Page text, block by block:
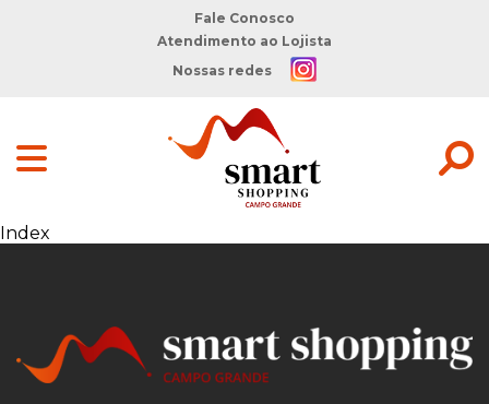
Fale Conosco
Atendimento ao Lojista
Nossas redes
Index